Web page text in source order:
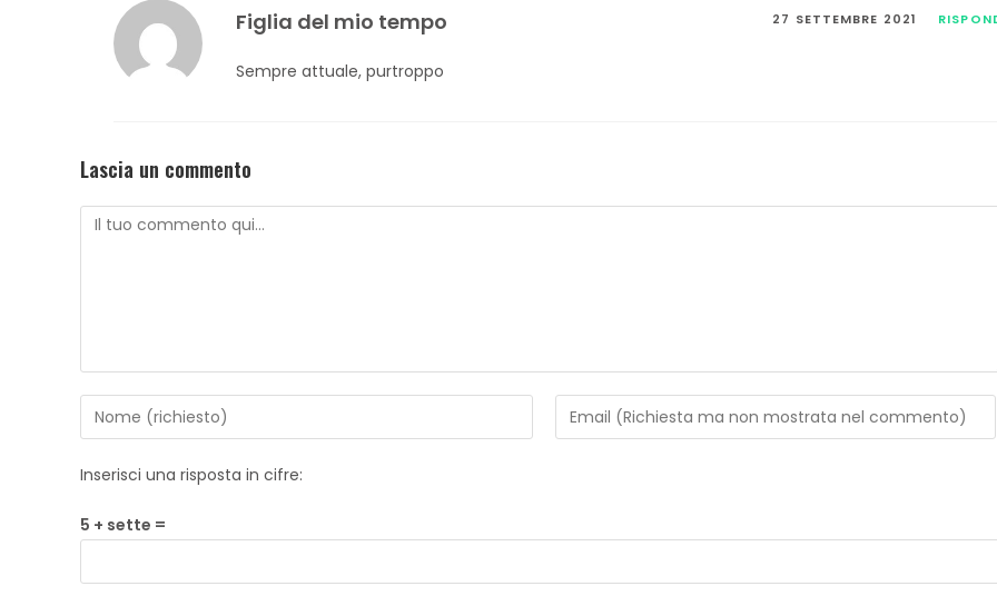
Figlia del mio tempo 27 SETTEMBRE 2021
Sempre attuale, purtroppo
Lascia un commento
Inserisci una risposta in cifre:
5 + sette =